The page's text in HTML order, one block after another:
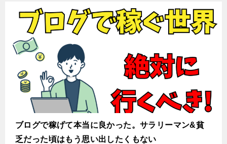
ブログで稼げて本当に良かった。サラリーマン&貧
乏だった頃はもう思い出したくもない